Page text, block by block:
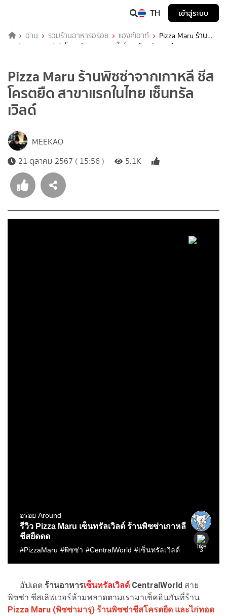
TH เข้าสู่ระบบ
อ่าน รวมร้านอาหารอร่อย แฮงค์เอาท์
Pizza Maru ร้าน
พิซซ่าจากเกาหลี ชีสโครตยืด สาขาแรกในไทย เซ็นทรัลเวิลด์
Pizza Maru ร้านพิซซ่าจากเกาหลี ชีส
โครตยืด สาขาแรกในไทย เซ็นทรัล
เวิลด์
MEEKAO
21 ตุลาคม 2567 ( 15:56 )
5.1K
อัปเดต ร้านอาหารเซ็นทรัลเวิลด์ CentralWorld สาย
พิซซ่า ชีสเลิฟเวอร์ห้ามพลาดตามเรามาเช็คอินกันที่ร้าน
Pizza Maru (พิซซ่ามารุ) ร้านพิซซ่าชีสโครตยืด และไก่ทอด